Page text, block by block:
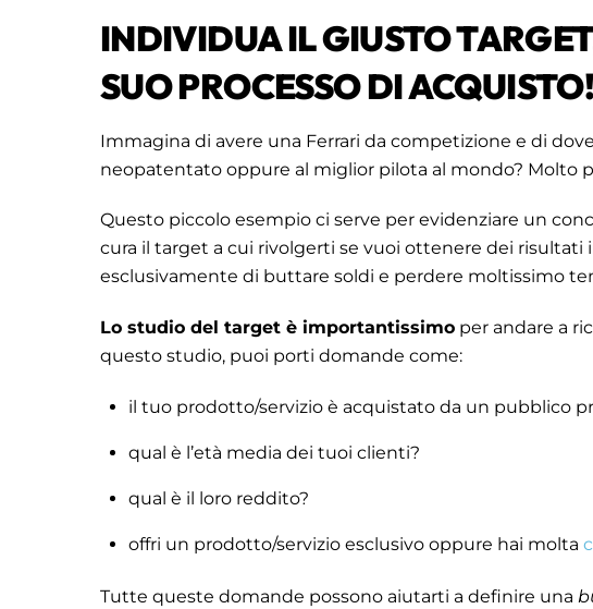
INDIVIDUA IL GIUSTO
SUO PROCESSO DI ACQUISTO!
Immagina di avere una Ferrari da competizione e di
neopatentato oppure al miglior pilota al mondo? Molto
Questo piccolo esempio ci serve per evidenziare un
cura il target a cui rivolgerti se vuoi ottenere dei
esclusivamente di buttare soldi e perdere moltissimo
Lo studio del target è importantissimo per andare a
questo studio, puoi porti domande come:
il tuo prodotto/servizio è acquistato da un pubblico
qual è l’età media dei tuoi clienti?
qual è il loro reddito?
offri un prodotto/servizio esclusivo oppure hai molta
Tutte queste domande possono aiutarti a definire una